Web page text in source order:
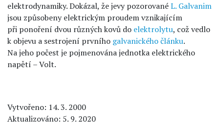
elektrodynamiky. Dokázal, že jevy pozorovanéL. Galvanim
jsou způsobeny elektrickým proudem vznikajícím
při ponoření dvou různých kovů do elektrolytu, což vedlo
k objevu a sestrojení prvního galvanického článku.
Na jeho počest je pojmenována jednotka elektrického
napětí – Volt.
Vytvořeno: 14. 3. 2000
Aktualizováno: 5. 9. 2020